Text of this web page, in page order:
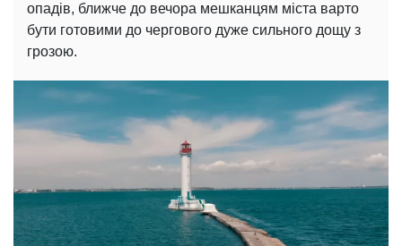
опадів, ближче до вечора мешканцям міста варто
бути готовими до чергового дуже сильного дощу з
грозою.